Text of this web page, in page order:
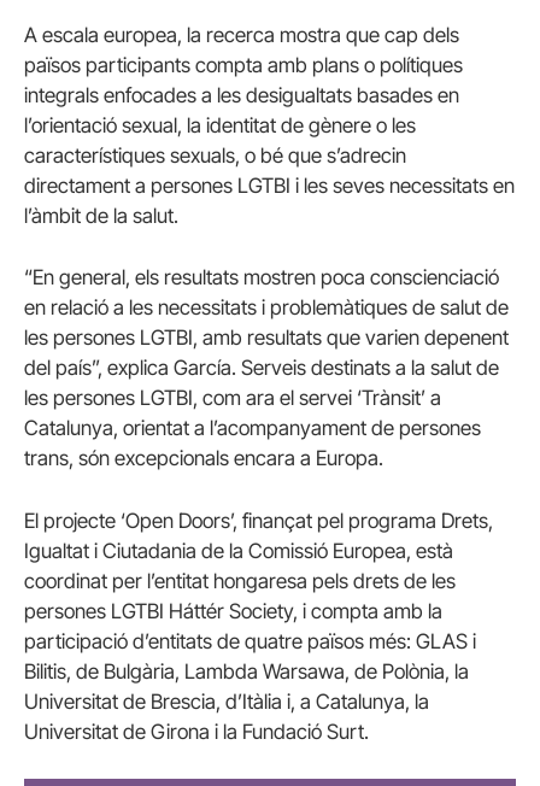
A escala europea, la recerca mostra que cap dels
països participants compta amb plans o polítiques
integrals enfocades a les desigualtats basades en
l’orientació sexual, la identitat de gènere o les
característiques sexuals, o bé que s’adrecin
directament a persones LGTBI i les seves necessitats en
l’àmbit de la salut.
“En general, els resultats mostren poca conscienciació
en relació a les necessitats i problemàtiques de salut de
les persones LGTBI, amb resultats que varien depenent
del país”, explica García. Serveis destinats a la salut de
les persones LGTBI, com ara el servei ‘Trànsit’ a
Catalunya, orientat a l’acompanyament de persones
trans, són excepcionals encara a Europa.
El projecte ‘Open Doors’, finançat pel programa Drets,
Igualtat i Ciutadania de la Comissió Europea, està
coordinat per l’entitat hongaresa pels drets de les
persones LGTBI Háttér Society, i compta amb la
participació d’entitats de quatre països més: GLAS i
Bilitis, de Bulgària, Lambda Warsawa, de Polònia, la
Universitat de Brescia, d’Itàlia i, a Catalunya, la
Universitat de Girona i la Fundació Surt.